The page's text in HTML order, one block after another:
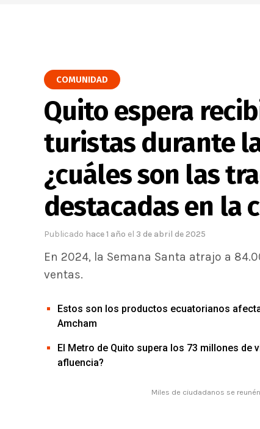
COMUNIDAD
Quito espera
turistas durante
¿cuáles son las
destacadas en la
Publicado hace 1 año el 3 de abril de 2025
En 2024, la Semana Santa atrajo a
ventas.
Estos son los productos ecuatorianos
Amcham
El Metro de Quito supera los 73 millones
afluencia?
Miles de ciudadanos se